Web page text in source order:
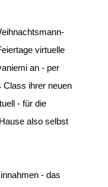
virtuelle
an - per
Class ihrer neuen
- für die
also selbst
- das